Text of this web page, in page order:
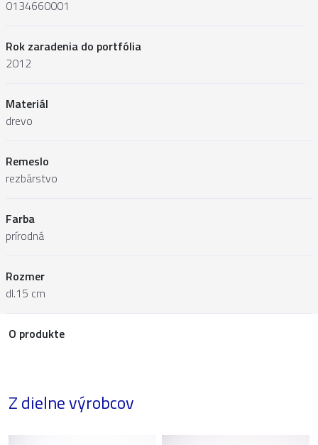
0134660001
Rok zaradenia do portfólia
2012
Materiál
drevo
Remeslo
rezbárstvo
Farba
prírodná
Rozmer
dl.15 cm
O produkte
Z dielne výrobcov